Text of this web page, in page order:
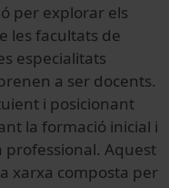
per explorar els
les facultats de
especialitats
a ser docents.
i posicionant
la formació inicial i
professional. Aquest
xarxa composta per